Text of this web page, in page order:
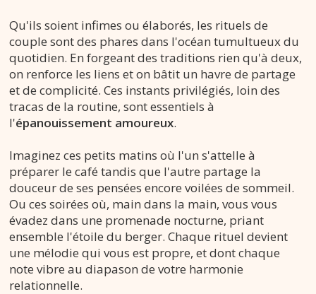
Qu'ils soient infimes ou élaborés, les rituels de
couple sont des phares dans l'océan tumultueux du
quotidien. En forgeant des traditions rien qu'à deux,
on renforce les liens et on bâtit un havre de partage
et de complicité. Ces instants privilégiés, loin des
tracas de la routine, sont essentiels à
l'épanouissement amoureux.
Imaginez ces petits matins où l'un s'attelle à
préparer le café tandis que l'autre partage la
douceur de ses pensées encore voilées de sommeil.
Ou ces soirées où, main dans la main, vous vous
évadez dans une promenade nocturne, priant
ensemble l'étoile du berger. Chaque rituel devient
une mélodie qui vous est propre, et dont chaque
note vibre au diapason de votre harmonie
relationnelle.